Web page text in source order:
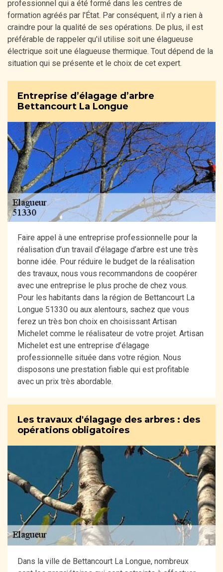
professionnel qui a été formé dans les centres de
formation agréés par l'État. Par conséquent, il n'y a rien à
craindre pour la qualité de ses opérations. De plus, il est
préférable de rappeler qu'il utilise soit une élagueuse
électrique soit une élagueuse thermique. Tout dépend de la
situation qui se présente et le choix de cet expert.
Entreprise d’élagage d’arbre
Bettancourt La Longue
Faire appel à une entreprise professionnelle pour la
réalisation d’un travail d’élagage d’arbre est une très
bonne idée. Pour réduire le budget de la réalisation
des travaux, nous vous recommandons de coopérer
avec une entreprise le plus proche de chez vous.
Pour les habitants dans la région de Bettancourt La
Longue 51330 ou aux alentours, sachez que vous
ferez un très bon choix en choisissant Artisan
Michelet comme le réalisateur de votre projet. Artisan
Michelet est une entreprise d’élagage
professionnelle située dans votre région. Nous
disposons une prestation fiable qui est profitable
avec un prix très abordable.
Les travaux d'élagage des arbres : des
opérations obligatoires
Dans la ville de Bettancourt La Longue, nombreux